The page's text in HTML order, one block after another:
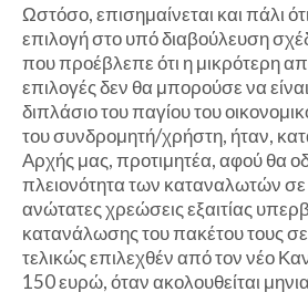
Ωστόσο, επισημαίνεται και πάλι
επιλογή στο υπό διαβούλευση
που προέβλεπε ότι η μικρότερη
επιλογές δεν θα μπορούσε να
διπλάσιο του παγίου του
του συνδρομητή/χρήστη, ήταν,
Αρχής μας, προτιμητέα, αφού θα
πλειονότητα των καταναλωτών
ανώτατες χρεώσεις εξαιτίας
κατανάλωσης του πακέτου τους
τελικώς επιλεχθέν από τον νέο
150 ευρώ, όταν ακολουθείται